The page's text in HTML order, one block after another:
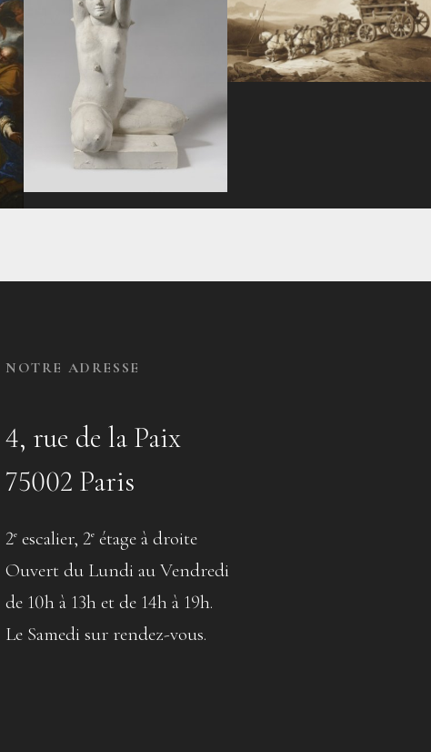
NOTRE ADRESSE
4, rue de la Paix
75002 Paris
2e escalier, 2e étage à droite
Ouvert du Lundi au Vendredi
de 10h à 13h et de 14h à 19h.
Le Samedi sur rendez-vous.